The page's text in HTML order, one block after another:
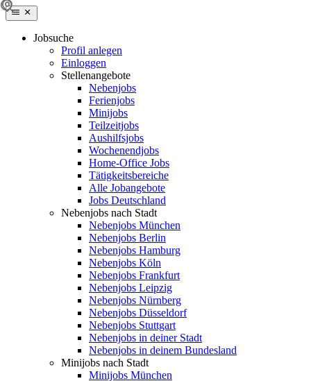
Jobsuche
Profil anlegen
Einloggen
Stellenangebote
Nebenjobs
Ferienjobs
Minijobs
Teilzeitjobs
Aushilfsjobs
Wochenendjobs
Home-Office Jobs
Tätigkeitsbereiche
Alle Jobangebote
Jobs Deutschland
Nebenjobs nach Stadt
Nebenjobs München
Nebenjobs Berlin
Nebenjobs Hamburg
Nebenjobs Köln
Nebenjobs Frankfurt
Nebenjobs Leipzig
Nebenjobs Nürnberg
Nebenjobs Düsseldorf
Nebenjobs Stuttgart
Nebenjobs in deiner Stadt
Nebenjobs in deinem Bundesland
Minijobs nach Stadt
Minijobs München